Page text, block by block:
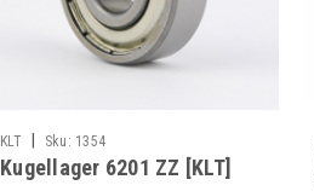
KLT Sku: 1354
Kugellager 6201 ZZ [KLT]